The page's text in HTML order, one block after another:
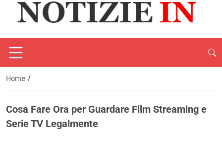
Home /
Cosa Fare Ora per Guardare Film Streaming e
Serie TV Legalmente